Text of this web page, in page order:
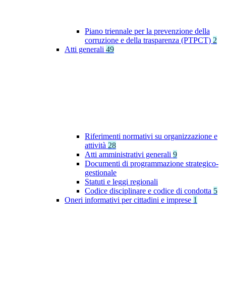
Piano triennale per la prevenzione della
corruzione e della trasparenza (PTPCT) 2
Atti generali 49
Riferimenti normativi su organizzazione e
attività 28
Atti amministrativi generali 9
Documenti di programmazione strategico-
gestionale
Statuti e leggi regionali
Codice disciplinare e codice di condotta 5
Oneri informativi per cittadini e imprese 1